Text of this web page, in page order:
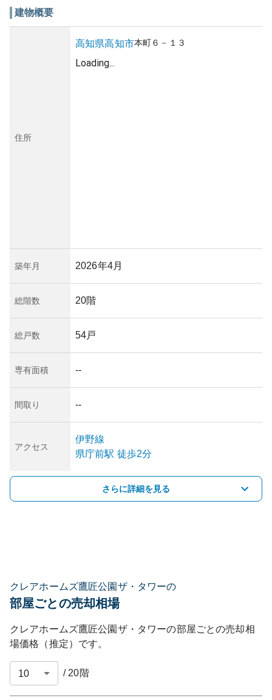
建物概要
住所
高知県高知市本町６－１３
Loading...
築年月 2026年4月
総階数 20階
総戸数 54戸
専有面積 --
間取り --
アクセス
伊野線
県庁前駅 徒歩2分
さらに詳細を見る
クレアホームズ鷹匠公園ザ・タワーの
部屋ごとの売却相場
クレアホームズ鷹匠公園ザ・タワーの部屋ごとの売却相
場価格（推定）です。
/ 20階